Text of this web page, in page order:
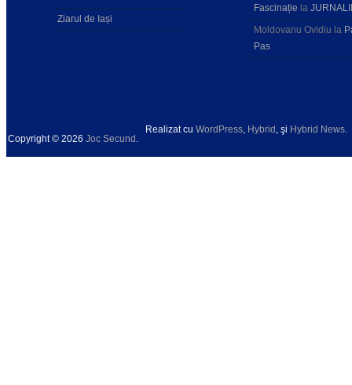
Ziarul de Iași
Fascinație la
Moldovanu Ovidiu la
Pas
Copyright © 2026 Joc Secund
Realizat cu WordPress Hybrid , şi Hybrid News